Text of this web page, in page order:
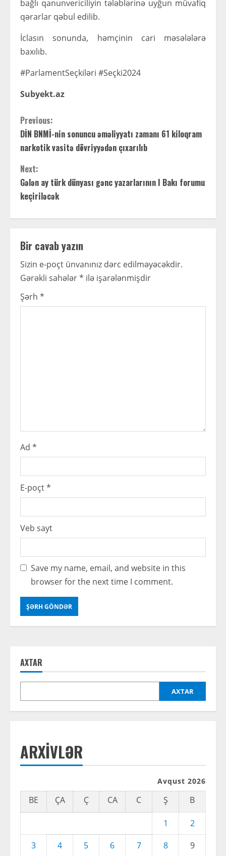
bağlı qanunvericiliyin tələblərinə uyğun müvafiq
qərarlar qəbul edilib.
İclasın sonunda, həmçinin cari məsələlərə
baxılıb.
#ParlamentSeçkiləri #Seçki2024
Subyekt.az
C
o
n
t
u
e
R
e
Previous:
DİN BNMİ-nin sonuncu əməliyyatı zamanı 61 kiloqram
narkotik vasitə dövriyyədən çıxarılıb
Next:
Gələn ay türk dünyası gənc yazarlarının I Bakı forumu
keçiriləcək
Bir cavab yazın
Sizin e-poçt ünvanınız dərc edilməyəcəkdir.
Gərəkli sahələr* ilə işarələnmişdir
Şərh *
Ad *
E-poçt*
Veb sayt
Save my name, email, and website in this
browser for the next time I comment.
AXTAR
AXTAR
ARXIVLƏR
Avqust 2026
BE ÇA Ç CA C Ş B
1
2
3
4 5 6 7 8 9